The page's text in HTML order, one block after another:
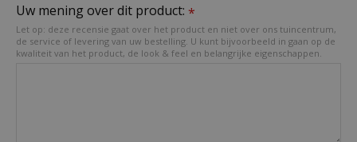
Uw mening over dit product: *
Let op: deze recensie gaat over het product en niet over ons tuincentrum,
de service of levering van uw bestelling. U kunt bijvoorbeeld in gaan op de
kwaliteit van het product, de look & feel en belangrijke eigenschappen.